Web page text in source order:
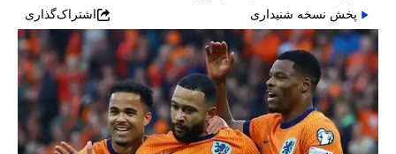
پخش نسخه شنیداری
اشتراک‌گذاری